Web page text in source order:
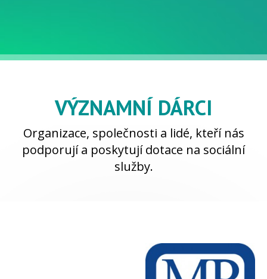
VÝZNAMNÍ DÁRCI
Organizace, společnosti a lidé, kteří nás
podporují a poskytují dotace na sociální
služby.